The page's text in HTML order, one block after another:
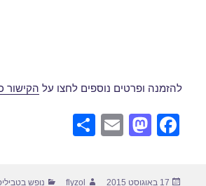
להזמנה ופרטים נוספים לחצו על הקישור
F
M
E
פורסם
17 באוגוסט 2015 מחבר
flyzol קטגוריות
נופש